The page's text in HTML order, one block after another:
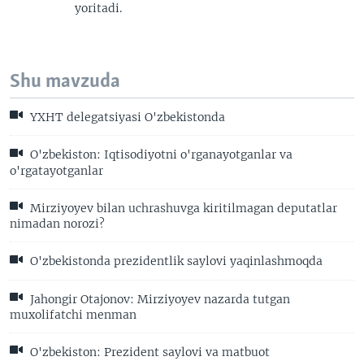
yoritadi.
Shu mavzuda
YXHT delegatsiyasi O'zbekistonda
O'zbekiston: Iqtisodiyotni o'rganayotganlar va
o'rgatayotganlar
Mirziyoyev bilan uchrashuvga kiritilmagan deputatlar
nimadan norozi?
O'zbekistonda prezidentlik saylovi yaqinlashmoqda
Jahongir Otajonov: Mirziyoyev nazarda tutgan
muxolifatchi menman
O'zbekiston: Prezident saylovi va matbuot